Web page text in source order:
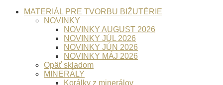
MATERIÁL PRE TVORBU BIŽUTÉRIE
NOVINKY
NOVINKY AUGUST 2026
NOVINKY JÚL 2026
NOVINKY JÚN 2026
NOVINKY MÁJ 2026
Opäť skladom
MINERÁLY
Korálky z minerálov